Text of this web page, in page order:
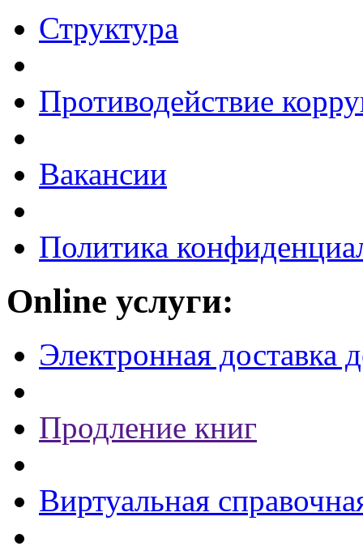
Структура
Противодействие
Вакансии
Политика
Online услуги:
Электронная доставка
Продление книг
Виртуальная